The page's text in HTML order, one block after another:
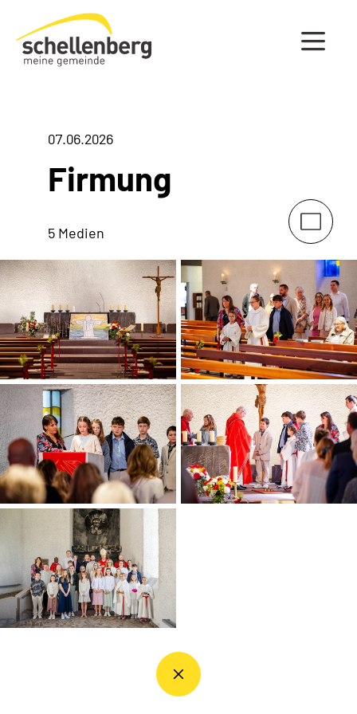
Gemeinde Schellenberg Startseite
07.06.2026
Firmung
5 Medien